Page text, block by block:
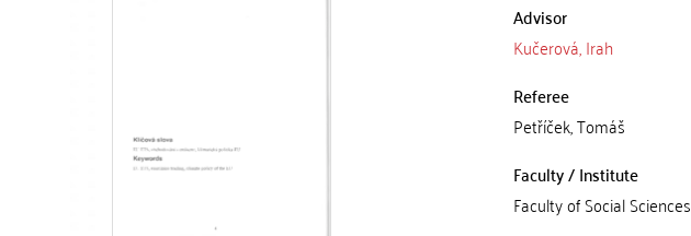
Advisor
Kučerová, Irah
Referee
Petříček, Tomáš
Faculty / Institute
Faculty of Social Sciences